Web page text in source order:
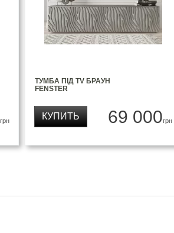
грн
ТУМБА ПІД TV БРАУН
FENSTER
69 000грн
КУПИТЬ